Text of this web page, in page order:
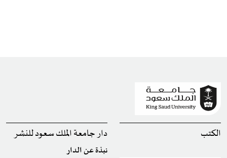
الكتب دار جامعة الملك سعود للنشر
نبذة عن الدار